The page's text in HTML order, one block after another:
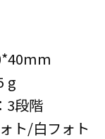
g
3段階
ト/白フォト